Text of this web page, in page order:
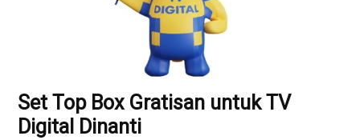
Set Top Box Gratisan untuk TV
Digital Dinanti